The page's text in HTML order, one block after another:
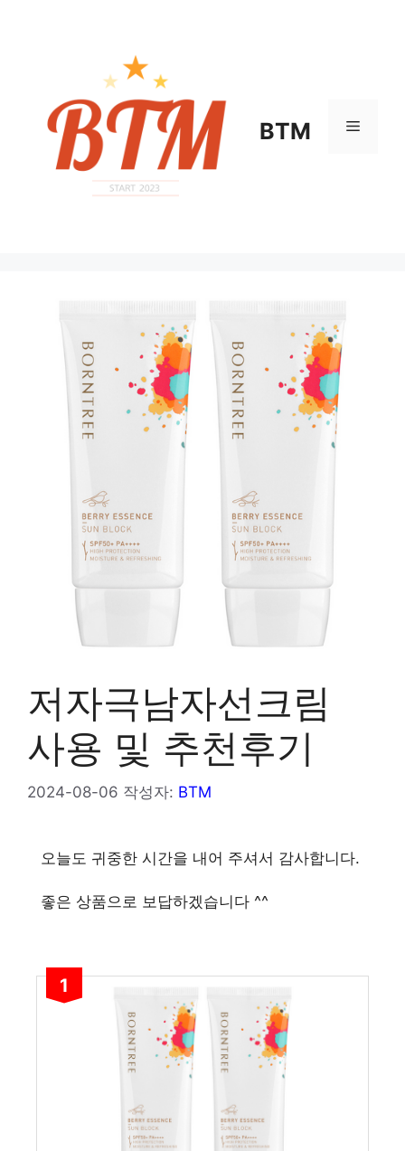
BTM 메
저자극남자선크림
사용 및 추천후기
2024-08-06 작성자: BTM
오늘도 귀중한 시간을 내어 주셔서 감사합니다.
좋은 상품으로 보답하겠습니다 ^^
1